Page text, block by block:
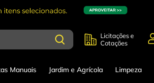
Licitações e
Cotações
Manuais Jardim e Agrícola Limpeza